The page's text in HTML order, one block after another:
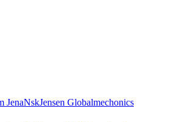
JenaNskJensen Globalmechonics